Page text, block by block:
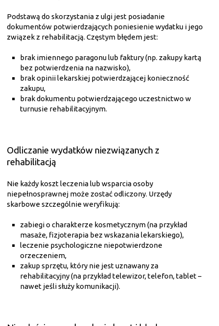
Podstawą do skorzystania z ulgi jest posiadanie
dokumentów potwierdzających poniesienie wydatku i jego
związek z rehabilitacją. Częstym błędem jest:
brak imiennego paragonu lub faktury (np. zakupy kartą
bez potwierdzenia na nazwisko),
brak opinii lekarskiej potwierdzającej konieczność
zakupu,
brak dokumentu potwierdzającego uczestnictwo w
turnusie rehabilitacyjnym.
Odliczanie wydatków niezwiązanych z
rehabilitacją
Nie każdy koszt leczenia lub wsparcia osoby
niepełnosprawnej może zostać odliczony. Urzędy
skarbowe szczególnie weryfikują:
zabiegi o charakterze kosmetycznym (na przykład
masaże, fizjoterapia bez wskazania lekarskiego),
leczenie psychologiczne niepotwierdzone
orzeczeniem,
zakup sprzętu, który nie jest uznawany za
rehabilitacyjny (na przykład telewizor, telefon, tablet –
nawet jeśli służy komunikacji).